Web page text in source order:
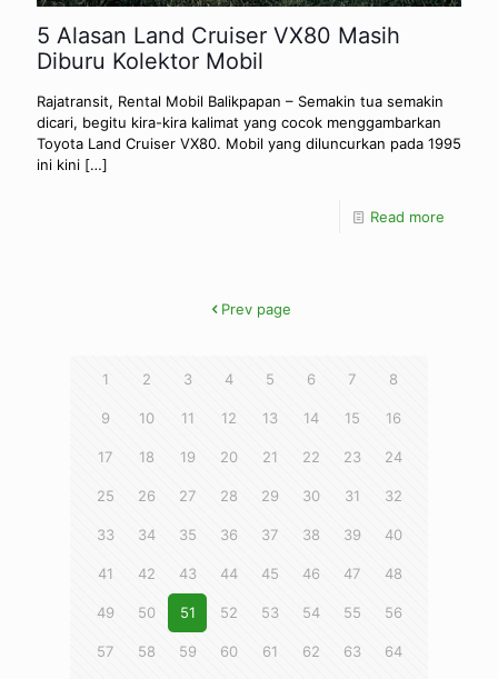
5 Alasan Land Cruiser VX80 Masih
Diburu Kolektor Mobil
Rajatransit, Rental Mobil Balikpapan – Semakin tua semakin
dicari, begitu kira-kira kalimat yang cocok menggambarkan
Toyota Land Cruiser VX80. Mobil yang diluncurkan pada 1995
ini kini […]
Read more
Prev page
1 2 3 4 5 6 7 8
9 10 11 12 13 14 15 16
17 18 19 20 21 22 23 24
25 26 27 28 29 30 31 32
33 34 35 36 37 38 39 40
41 42 43 44 45 46 47 48
49 50 51 52 53 54 55 56
57 58 59 60 61 62 63 64